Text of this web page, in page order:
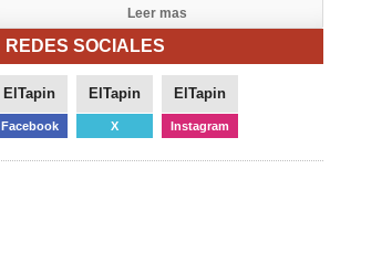
Leer mas
REDES SOCIALES
ElTapin
Facebook
ElTapin
X
ElTapin
Instagram